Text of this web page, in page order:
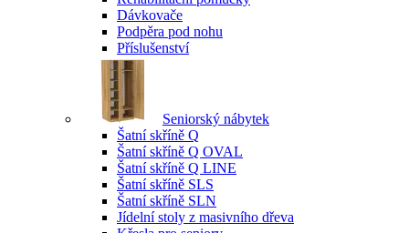
Dávkovače
Podpěra pod nohu
Příslušenství
Seniorský nábytek
Šatní skříně Q
Šatní skříně Q OVAL
Šatní skříně Q LINE
Šatní skříně SLS
Šatní skříně SLN
Jídelní stoly z masivního dřeva